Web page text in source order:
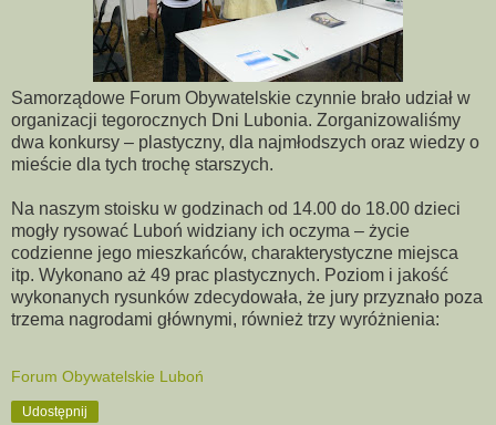
Samorządowe Forum Obywatelskie czynnie brało udział w
organizacji tegorocznych Dni Lubonia. Zorganizowaliśmy
dwa konkursy – plastyczny, dla najmłodszych oraz wiedzy o
mieście dla tych trochę starszych.
Na naszym stoisku w godzinach od 14.00 do 18.00 dzieci
mogły rysować Luboń widziany ich oczyma – życie
codzienne jego mieszkańców, charakterystyczne miejsca
itp. Wykonano aż 49 prac plastycznych. Poziom i jakość
wykonanych rysunków zdecydowała, że jury przyznało poza
trzema nagrodami głównymi, również trzy wyróżnienia:
Forum Obywatelskie Luboń
Udostępnij